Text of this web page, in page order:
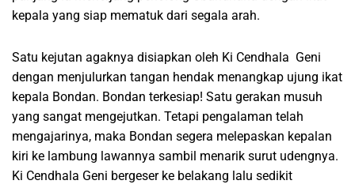
kepala yang siap mematuk dari segala arah.
Satu kejutan agaknya disiapkan oleh Ki Cendhala Geni
dengan menjulurkan tangan hendak menangkap ujung ikat
kepala Bondan. Bondan terkesiap! Satu gerakan musuh
yang sangat mengejutkan. Tetapi pengalaman telah
mengajarinya, maka Bondan segera melepaskan kepalan
kiri ke lambung lawannya sambil menarik surut udengnya.
Ki Cendhala Geni bergeser ke belakang lalu sedikit